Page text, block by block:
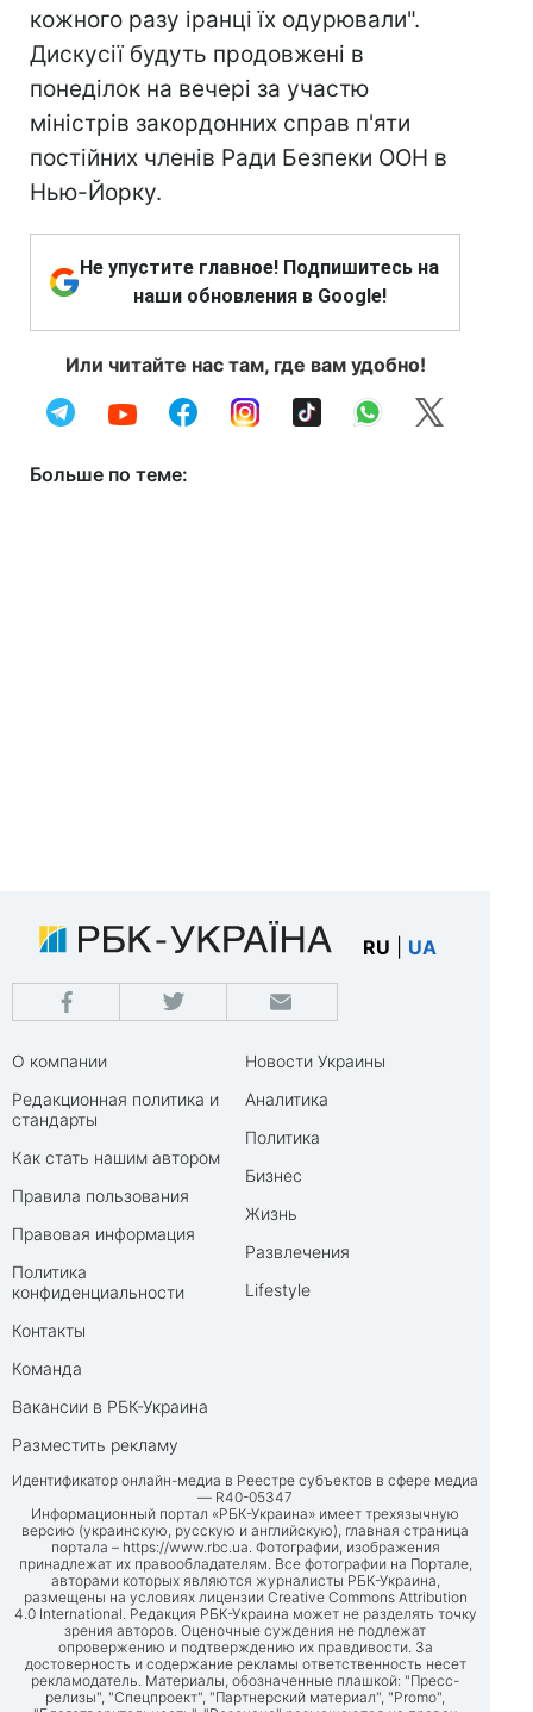
кожного разу іранці їх одурювали".
Дискусії будуть продовжені в
понеділок на вечері за участю
міністрів закордонних справ п'яти
постійних членів Ради Безпеки ООН в
Нью-Йорку.
Не упустите главное! Подпишитесь на
наши обновления в Google!
Или читайте нас там, где вам удобно!
Больше по теме:
RU UA
О компании
Редакционная политика и
стандарты
Как стать нашим автором
Правила пользования
Правовая информация
Политика
конфиденциальности
Контакты
Команда
Вакансии в РБК-Украина
Разместить рекламу
Новости Украины
Аналитика
Политика
Бизнес
Жизнь
Развлечения
Lifestyle
Идентификатор онлайн-медиа в Реестре субъектов в сфере медиа
— R40-05347
Информационный портал «РБК-Украина» имеет трехязычную
версию (украинскую, русскую и английскую), главная страница
портала – https://www.rbc.ua. Фотографии, изображения
принадлежат их правообладателям. Все фотографии на Портале,
авторами которых являются журналисты РБК-Украина,
размещены на условиях лицензии Creative Commons Attribution
4.0 International. Редакция РБК-Украина может не разделять точку
зрения авторов. Оценочные суждения не подлежат
опровержению и подтверждению их правдивости. За
достоверность и содержание рекламы ответственность несет
рекламодатель. Материалы, обозначенные плашкой: "Пресс-
релизы", "Спецпроект", "Партнерский материал", "Promo",